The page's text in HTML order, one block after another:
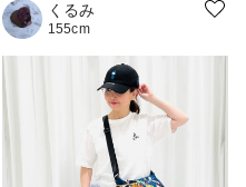
くるみ
155cm